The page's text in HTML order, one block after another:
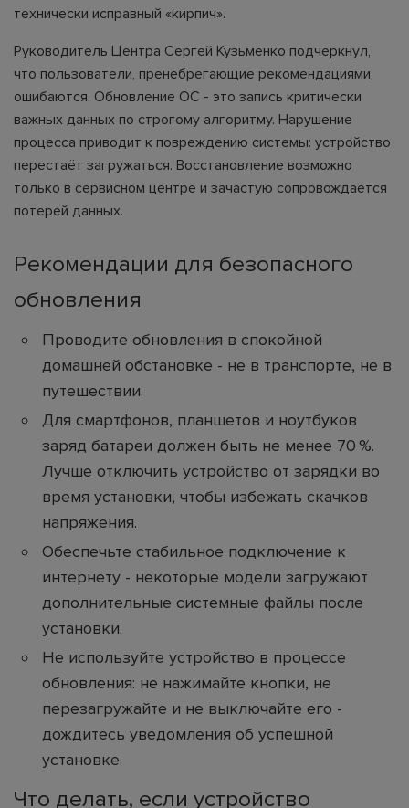
технически исправный «кирпич».
Руководитель Центра Сергей Кузьменко подчеркнул,
что пользователи, пренебрегающие рекомендациями,
ошибаются. Обновление ОС - это запись критически
важных данных по строгому алгоритму. Нарушение
процесса приводит к повреждению системы: устройство
перестаёт загружаться. Восстановление возможно
только в сервисном центре и зачастую сопровождается
потерей данных.
Рекомендации для безопасного
обновления
Проводите обновления в спокойной
домашней обстановке - не в транспорте, не в
путешествии.
Для смартфонов, планшетов и ноутбуков
заряд батареи должен быть не менее 70 %.
Лучше отключить устройство от зарядки во
время установки, чтобы избежать скачков
напряжения.
Обеспечьте стабильное подключение к
интернету - некоторые модели загружают
дополнительные системные файлы после
установки.
Не используйте устройство в процессе
обновления: не нажимайте кнопки, не
перезагружайте и не выключайте его -
дождитесь уведомления об успешной
установке.
Что делать, если устройство